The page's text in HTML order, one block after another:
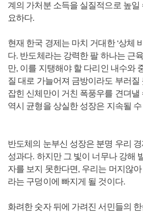
계의 가처분 소득을 실질적으로 높일
요하다.
현재 한국 경제는 마치 거대한 ‘상체
다. 반도체라는 강력한 팔 하나는 근
만, 이를 지탱해야 할 다리인 내수와
질 대로 가늘어져 금방이라도 부러질
잡힌 신체만이 거친 폭풍우를 견뎌낼
역시 균형을 상실한 성장은 지속될
반도체의 눈부신 성장은 분명 우리
성과다. 하지만 그 빛이 너무나 강해
자를 보지 못한다면, 우리는 머지않아
라는 구덩이에 빠지게 될 것이다.
화려한 숫자 뒤에 가려진 서민들의 한